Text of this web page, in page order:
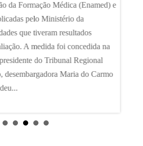
da Formação Médica (Enamed) e
pelo Ministério da
que tiveram resultados
A medida foi concedida na
do Tribunal Regional
desembargadora Maria do Carmo